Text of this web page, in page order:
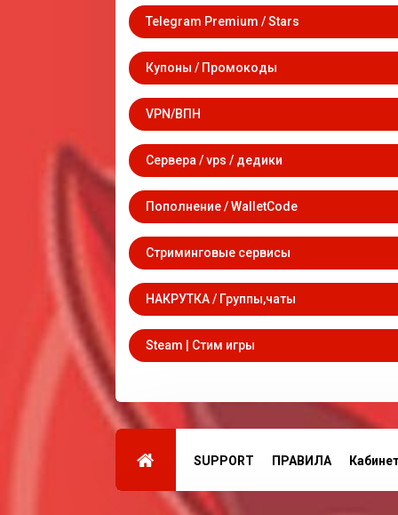
Telegram Premium / Stars
Купоны / Промокоды
VPN/ВПН
Сервера / vps / дедики
Пополнение / WalletCode
Стриминговые сервисы
НАКРУТКА / Группы,чаты
Steam | Стим игры
SUPPORT ПРАВИЛА